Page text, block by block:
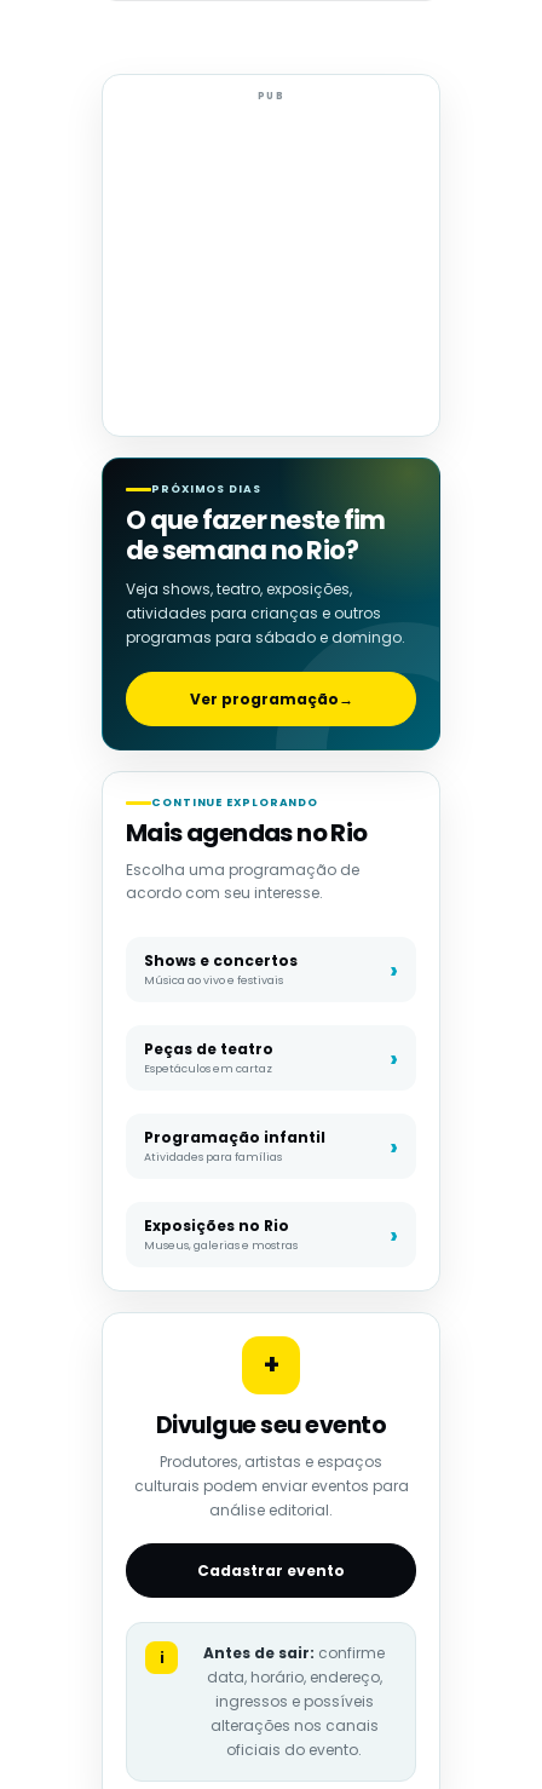
PUB
PRÓXIMOS DIAS
O que fazer neste fim
de semana no Rio?
Veja shows, teatro, exposições,
atividades para crianças e outros
programas para sábado e domingo.
Ver programação→
CONTINUE EXPLORANDO
Mais agendas no Rio
Escolha uma programação de
acordo com seu interesse.
Shows e concertos
Música ao vivo e festivais
Peças de teatro
Espetáculos em cartaz
Programação infantil
Atividades para famílias
Exposições no Rio
Museus, galerias e mostras
+
Divulgue seu evento
Produtores, artistas e espaços
culturais podem enviar eventos para
análise editorial.
Cadastrar evento
i Antes de sair: confirme
data, horário, endereço,
ingressos e possíveis
alterações nos canais
oficiais do evento.